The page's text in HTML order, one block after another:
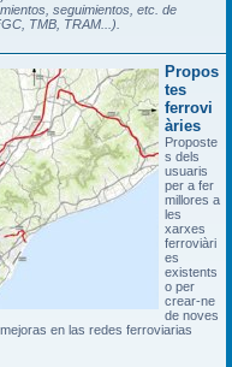
seguimientos, etc. de
TMB, TRAM...).
Propos
tes
ferrovi
àries
Proposte
s dels
usuaris
per a fer
millores a
les
xarxes
ferroviàri
es
existents
o per
crear-ne
de noves
en las redes ferroviarias